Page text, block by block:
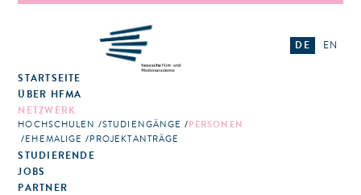
STARTSEITE
ÜBER HFMA
NETZWERK
HOCHSCHULEN STUDIENGÄNGE
PERSONEN
EHEMALIGE
PROJEKTANTRÄGE
STUDIERENDE
JOBS
PARTNER
DE EN